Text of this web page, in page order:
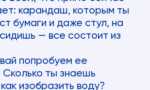
карандаш, которым ты
бумаги и даже стул, на
— все состоит из
попробуем ее
Сколько ты знаешь
изобразить воду?